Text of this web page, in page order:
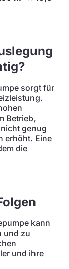
sorgt für
Betrieb,
genug
erhöht. Eine
die
kann
und zu
und ihre